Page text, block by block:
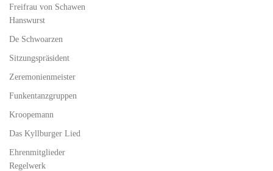
Freifrau von Schawen
Hanswurst
De Schwoarzen
Sitzungspräsident
Zeremonienmeister
Funkentanzgruppen
Kroopemann
Das Kyllburger Lied
Ehrenmitglieder
Regelwerk